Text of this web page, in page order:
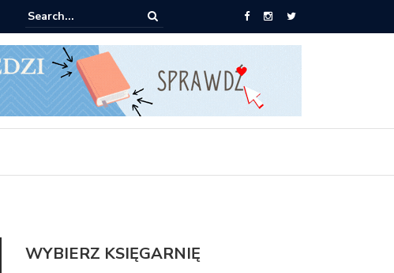
Gdzie kupić: Mieczysław Gorzka – Copycat
WYBIERZ KSIĘGARNIĘ